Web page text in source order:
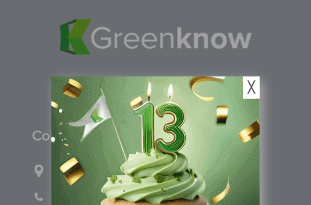
Colombia
Carrera 71G #117-67 INT 3 OFI 701
Teléfono: (601) 522 3869
╳